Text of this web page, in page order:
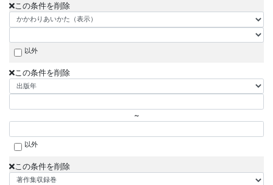
この条件を削除
以外
この条件を削除
~
以外
この条件を削除